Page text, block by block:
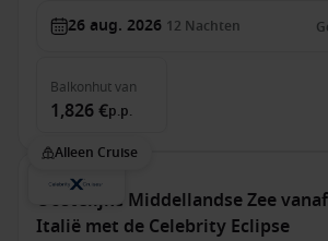
26 aug. 2026 12 Nachten
Balkonhutvan
1,826 €p.p.
Alleen Cruise
Oostelijke Middellandse Zee
Italië met de Celebrity Eclipse